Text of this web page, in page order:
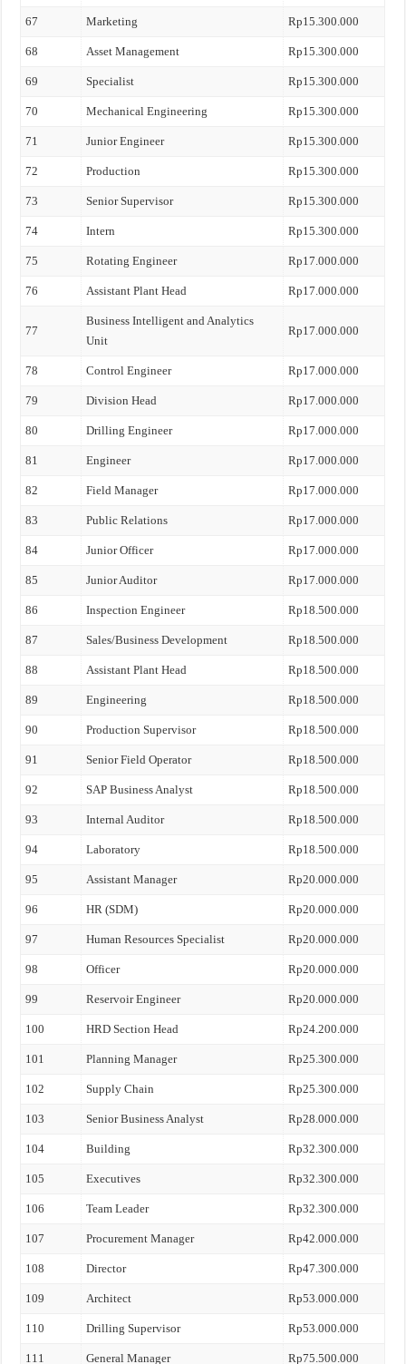
67 Marketing Rp15.300.000
68 Asset Management Rp15.300.000
69 Specialist Rp15.300.000
70 Mechanical Engineering Rp15.300.000
71 Junior Engineer Rp15.300.000
72 Production Rp15.300.000
73 Senior Supervisor Rp15.300.000
74 Intern Rp15.300.000
75 Rotating Engineer Rp17.000.000
76 Assistant Plant Head Rp17.000.000
77
Business Intelligent and Analytics
Unit
Rp17.000.000
78 Control Engineer Rp17.000.000
79 Division Head Rp17.000.000
80 Drilling Engineer Rp17.000.000
81 Engineer Rp17.000.000
82 Field Manager Rp17.000.000
83 Public Relations Rp17.000.000
84 Junior Officer Rp17.000.000
85 Junior Auditor Rp17.000.000
86 Inspection Engineer Rp18.500.000
87 Sales/Business Development Rp18.500.000
88 Assistant Plant Head Rp18.500.000
89 Engineering Rp18.500.000
90 Production Supervisor Rp18.500.000
91 Senior Field Operator Rp18.500.000
92 SAP Business Analyst Rp18.500.000
93 Internal Auditor Rp18.500.000
94 Laboratory Rp18.500.000
95 Assistant Manager Rp20.000.000
96 HR (SDM) Rp20.000.000
97 Human Resources Specialist Rp20.000.000
98 Officer Rp20.000.000
99 Reservoir Engineer Rp20.000.000
100 HRD Section Head Rp24.200.000
101 Planning Manager Rp25.300.000
102 Supply Chain Rp25.300.000
103 Senior Business Analyst Rp28.000.000
104 Building Rp32.300.000
105 Executives Rp32.300.000
106 Team Leader Rp32.300.000
107 Procurement Manager Rp42.000.000
108 Director Rp47.300.000
109 Architect Rp53.000.000
110 Drilling Supervisor Rp53.000.000
111 General Manager Rp75.500.000